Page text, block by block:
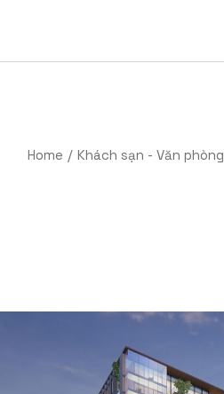
Home Khách sạn - Văn phòng